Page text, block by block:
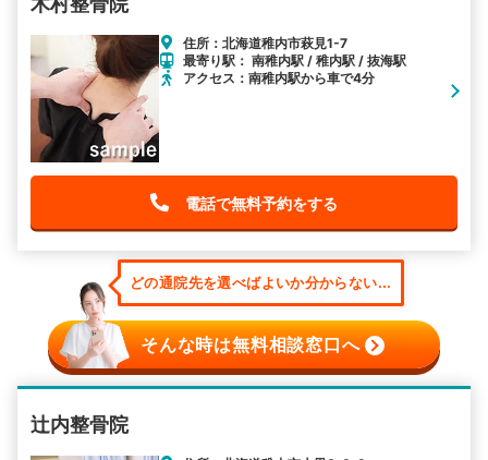
住所：北海道稚内市萩見1-7
最寄り駅： 南稚内駅 / 稚内駅 / 抜海駅
アクセス：南稚内駅から車で4分
電話で無料予約をする
どの通院先を選べばよいか分からない...
そんな時は無料相談窓口へ
辻内整骨院